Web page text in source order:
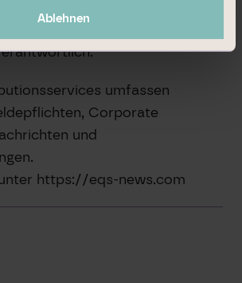
Ablehnen
umfassen
Corporate
und
https://eqs-news.com